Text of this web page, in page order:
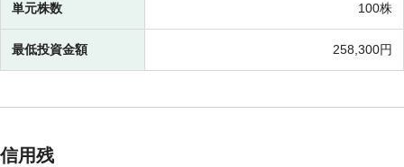
単元株数 100株
最低投資金額 258,300円
信用残